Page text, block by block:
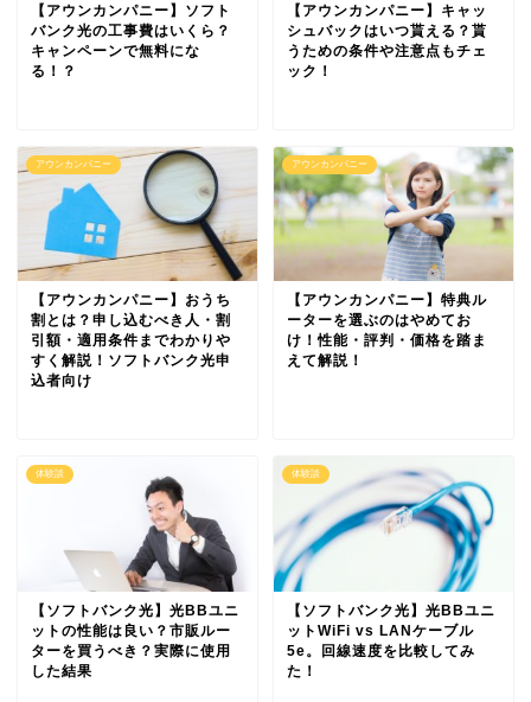
【アウンカンパニー】ソフト
バンク光の工事費はいくら？
キャンペーンで無料にな
る！？
【アウンカンパニー】キャッ
シュバックはいつ貰える？貰
うための条件や注意点もチェ
ック！
アウンカンパニー
【アウンカンパニー】おうち
割とは？申し込むべき人・割
引額・適用条件までわかりや
すく解説！ソフトバンク光申
込者向け
アウンカンパニー
【アウンカンパニー】特典ル
ーターを選ぶのはやめてお
け！性能・評判・価格を踏ま
えて解説！
体験談
【ソフトバンク光】光BBユニ
ットの性能は良い？市販ルー
ターを買うべき？実際に使用
した結果
体験談
【ソフトバンク光】光BBユニ
ットWiFi vs LANケーブル
5e。回線速度を比較してみ
た！